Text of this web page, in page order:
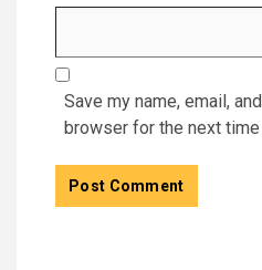
Save my name, email,
browser for the next